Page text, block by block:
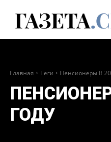
Главная Теги Пенсионеры В
ГОДУ